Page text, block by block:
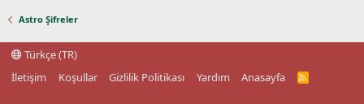
Astro Şifreler
Türkçe (TR)
İletişim
Koşullar Gizlilik Politikası Yardım Anasayfa
R